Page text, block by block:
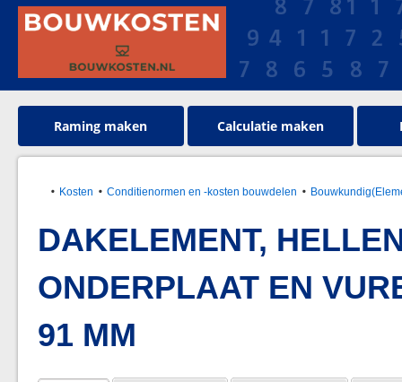
Raming maken Calculatie maken
Kosten Conditienormen en -kosten bouwdelen
DAKELEMENT,
ONDERPLAAT EN
91 MM